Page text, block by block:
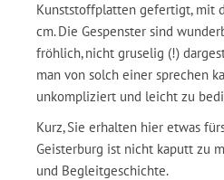
Kunststoffplatten gefertigt, mit
cm. Die Gespenster sind
fröhlich, nicht gruselig (!)
man von solch einer sprechen
unkompliziert und leicht zu
Kurz, Sie erhalten hier etwas
Geisterburg ist nicht kaputt zu
und Begleitgeschichte.